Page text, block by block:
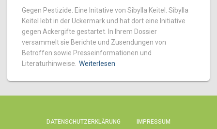
Gegen Pestizide. Eine Initative von Sibylla Keitel. Sibylla
Keitel lebt in der Uckermark und hat dort eine Initiative
gegen Ackergifte gestartet. In Ihrem Dossier
versammelt sie Berichte und Zusendungen von
Betroffen sowie Presseinformationen und
Literaturhinweise. Weiterlesen
DATENSCHUTZERKLÄRUNG IMPRESSUM